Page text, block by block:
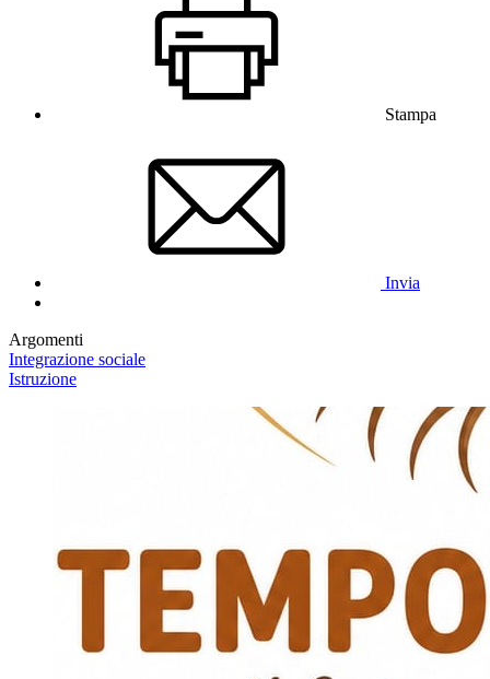
Stampa
Invia
Argomenti
Integrazione sociale
Istruzione